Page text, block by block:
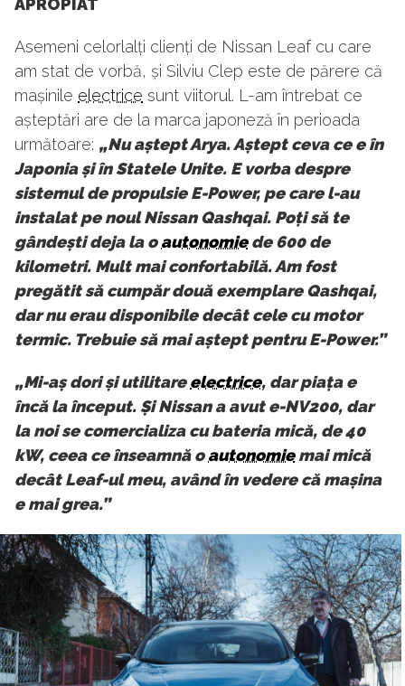
Asemeni celorlalți clienți de Nissan Leaf cu care
am stat de vorbă, și Silviu Clep este de părere că
mașinile electrice sunt viitorul. L-am întrebat ce
așteptări are de la marca japoneză în perioada
următoare: „Nu aștept Arya. Aștept ceva ce e în
Japonia și în Statele Unite. E vorba despre
sistemul de propulsie E-Power, pe care l-au
instalat pe noul Nissan Qashqai. Poți să te
gândești deja la oautonomiede 600 de
kilometri. Mult mai confortabilă. Am fost
pregătit să cumpăr două exemplare Qashqai,
dar nu erau disponibile decât cele cu motor
termic. Trebuie să mai aștept pentru E-Power.”
„Mi-aș dori și utilitareelectrice, dar piața e
încă la început. Și Nissan a avut e-NV200, dar
la noi se comercializa cu bateria mică, de 40
kW, ceea ce înseamnă oautonomiemai mică
decât Leaf-ul meu, având în vedere că mașina
e mai grea.”